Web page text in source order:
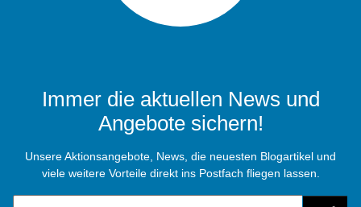
Immer die aktuellen News und
Angebote sichern!
Unsere Aktionsangebote, News, die neuesten Blogartikel und
viele weitere Vorteile direkt ins Postfach fliegen lassen.